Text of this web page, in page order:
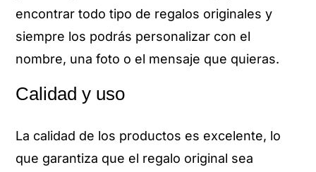
encontrar todo tipo de regalos originales y
siempre los podrás personalizar con el
nombre, una foto o el mensaje que quieras.
Calidad y uso
La calidad de los productos es excelente, lo
que garantiza que el regalo original sea